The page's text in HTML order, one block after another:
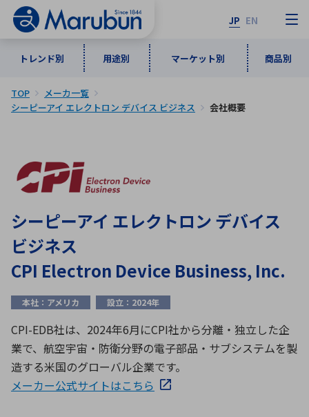
JP EN
トレンド別 用途別 マーケット別 商品別
トレンド別
5G・Local 5G
ワイヤレス給電
ロボティクス（AI）
データセンタ・クラウド
用途別
監視・セキュリティ
計測・検出
品質管理・検査
接着・接合
マーケット別
自動車
情報通信
商品別
半導体・電子部品
計測・測定・表示機器
レーザー・光学部品
メーカ一覧
あ行 か行
な行
や行
ら行
E
F G
H
I
J
TOP
メーカ一覧
シーピーアイ エレクトロン デバイス ビジネス
会社概要
シーピーアイ エレクトロン デバイス
ビジネス
CPI Electron Device Business, Inc.
本社：アメリカ 設立：2024年
CPI-EDB社は、2024年6月にCPI社から分離・独立した企
業で、航空宇宙・防衛分野の電子部品・サブシステムを製
造する米国のグローバル企業です。
メーカー公式サイトはこちら